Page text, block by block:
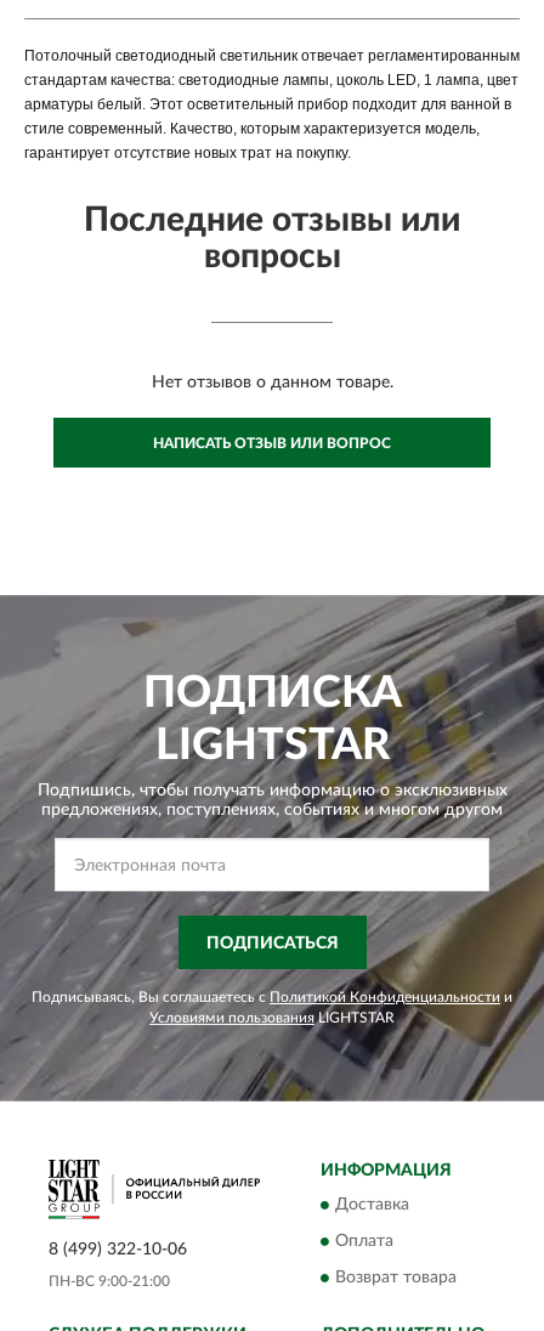
Потолочный светодиодный светильник отвечает регламентированным
стандартам качества: светодиодные лампы, цоколь LED, 1 лампа, цвет
арматуры белый. Этот осветительный прибор подходит для ванной в
стиле современный. Качество, которым характеризуется модель,
гарантирует отсутствие новых трат на покупку.
Последние отзывы или
вопросы
Нет отзывов о данном товаре.
НАПИСАТЬ ОТЗЫВ ИЛИ ВОПРОС
ПОДПИСКА
LIGHTSTAR
Подпишись, чтобы получать информацию о эксклюзивных
предложениях, поступлениях, событиях и многом другом
ПОДПИСАТЬСЯ
Подписываясь, Вы соглашаетесь с Политикой Конфиденциальности и
Условиями пользованияLIGHTSTAR
8 (499) 322-10-06
ПН-ВС 9:00-21:00
ИНФОРМАЦИЯ
Доставка
Оплата
Возврат товара